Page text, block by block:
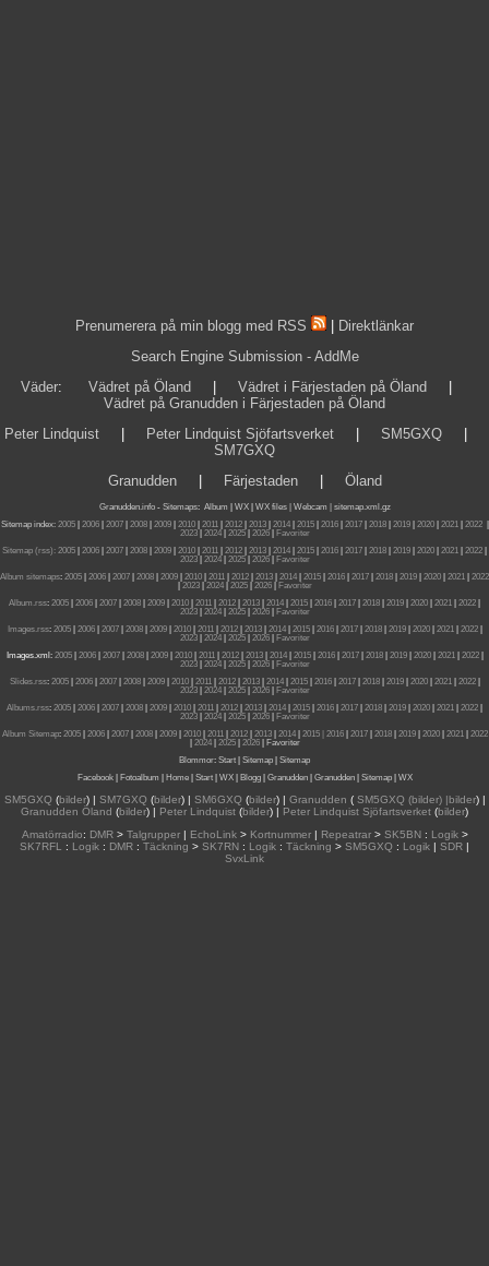
Prenumerera på min blogg med RSS
Direktlänkar
Search Engine Submission - AddMe
Väder: Vädret på Öland Vädret i Färjestaden på Öland
Vädret på Granudden i Färjestaden på Öland
Peter Lindquist
Peter Lindquist Sjöfartsverket SM5GXQ
SM7GXQ
Granudden| Färjestaden| Öland
Granudden.info- Sitemaps: Album WX WX files | Webcam |
sitemap.xml.gz
Sitemap index: 2005| 2006| 2007| 2008| 2009| 2010| 2011| 2012| 2013| 2014| 2015| 2016| 2017| 2018| 2019| 2020| 2021| 2022|
2023| 2024| 2025| 2026|
Favoriter
Sitemap (rss): 2005 2006 2007 2008 2009 2010 2011 2012 2013 2014 2015 2016 2017 2018 2019 2020 2021 2022
2023| 2024| 2025| 2026|
Favoriter
Album sitemaps: 2005 2006 2007 2008 2009 2010 2011 2012 2013 2014 2015 2016 2017 2018 2019 2020 2021
2022
2023| 2024| 2025| 2026|
Favoriter
Album.rss: 2005 2006 2007 2008 2009 2010 2011 2012 2013 2014 2015 2016 2017 2018 2019 2020 2021 2022
2023| 2024| 2025| 2026|
Favoriter
Images.rss: 2005| 2006| 2007| 2008| 2009| 2010| 2011| 2012| 2013| 2014| 2015| 2016| 2017| 2018| 2019| 2020| 2021| 2022|
2023| 2024| 2025| 2026|
Favoriter
Images.xml: 2005| 2006| 2007| 2008| 2009| 2010| 2011| 2012| 2013| 2014| 2015| 2016| 2017| 2018| 2019| 2020| 2021| 2022|
2023| 2024| 2025| 2026|
Favoriter
Slides.rss: 2005| 2006| 2007| 2008| 2009| 2010| 2011| 2012| 2013| 2014| 2015| 2016| 2017| 2018| 2019| 2020| 2021| 2022|
2023| 2024| 2025| 2026|
Favoriter
Albums.rss: 2005 2006 2007 2008 2009 2010 2011 2012 2013 2014 2015 2016 2017 2018 2019 2020 2021 2022
2023| 2024| 2025| 2026|
Favoriter
Album Sitemap: 2005| 2006| 2007| 2008| 2009| 2010| 2011| 2012| 2013| 2014| 2015 | 2016| 2017| 2018| 2019| 2020| 2021| 2022
2024| 2025| 2026|
Favoriter
Blommor: Start Sitemap
Sitemap
Facebook| Fotoalbum Home| Start| WX| Blogg| Granudden| Granudden| Sitemap| WX
SM5GXQ(bilder) | SM7GXQ(bilder) | SM6GXQ(bilder) | Granudden (SM5GXQ (bilder) |bilder) |
Granudden Öland (bilder) | Peter Lindquist (bilder) | Peter Lindquist Sjöfartsverket (bilder)
Amatörradio: DMR> Talgrupper| EchoLink> Kortnummer| Repeatrar> SK5BN: Logik>
SK7RFL
: Logik : DMR : Täckning > SK7RN : Logik : Täckning > SM5GXQ : Logik | SDR |
SvxLink